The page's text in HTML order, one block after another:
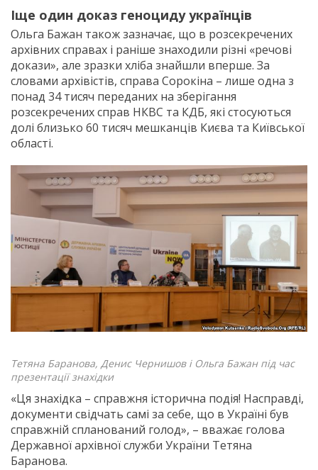
Іще один доказ геноциду українців
Ольга Бажан також зазначає, що в розсекречених
архівних справах і раніше знаходили різні «речові
докази», але зразки хліба знайшли вперше. За
словами архівістів, справа Сорокіна – лише одна з
понад 34 тисяч переданих на зберігання
розсекречених справ НКВС та КДБ, які стосуються
долі близько 60 тисяч мешканців Києва та Київської
області.
Тетяна Баранова, Денис Чернишов і Ольга Бажан під час
презентації знахідки
«Ця знахідка – справжня історична подія! Насправді,
документи свідчать самі за себе, що в Україні був
справжній спланований голод», – вважає голова
Державної архівної служби України Тетяна
Баранова.